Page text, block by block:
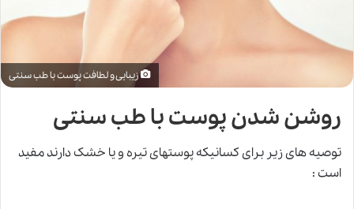
زیبایی و لطافت پوست با طب سنتی
روشن شدن پوست با طب سنتی
توصیه های زیر برای کسانیکهپوستهای تیره و یا خشکدارند مفید
است :